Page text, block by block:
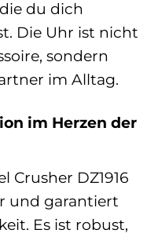
du dich
Die Uhr ist nicht
sondern
im Alltag.
im Herzen der
Crusher DZ1916
und garantiert
Es ist robust,